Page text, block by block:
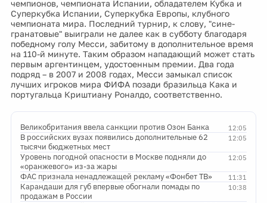
чемпионов, чемпионата Испании, обладателем Кубка и
Суперкубка Испании, Суперкубка Европы, клубного
чемпионата мира. Последний турнир, к слову, "сине-
гранатовые" выиграли не далее как в субботу благодаря
победному голу Месси, забитому в дополнительное время
на 110-й минуте. Таким образом нападающий может стать
первым аргентинцем, удостоенным премии. Два года
подряд – в 2007 и 2008 годах, Месси замыкал список
лучших игроков мира ФИФА позади бразильца Кака и
португальца Криштиану Роналдо, соответственно.
12:05
Великобритания ввела санкции против Озон Банка
12:05
В российских вузах появились дополнительные 62
тысячи бюджетных мест
12:05
Уровень погодной опасности в Москве подняли до
«оранжевого» из-за жары
11:31
ФАС признала ненадлежащей рекламу «Фонбет ТВ»
10:38
Карандаши для губ впервые обогнали помады по
продажам в России